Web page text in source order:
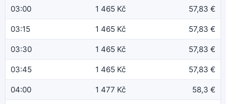
03:00 1 465 Kč 57,83 €
03:15 1 465 Kč 57,83 €
03:30 1 465 Kč 57,83 €
03:45 1 465 Kč 57,83 €
04:00 1 477 Kč 58,3 €